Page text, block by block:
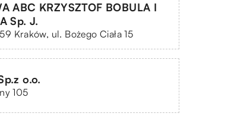
ABC KRZYSZTOF BOBULA I
Sp. J.
Kraków, ul. Bożego Ciała 15
o.o.
105